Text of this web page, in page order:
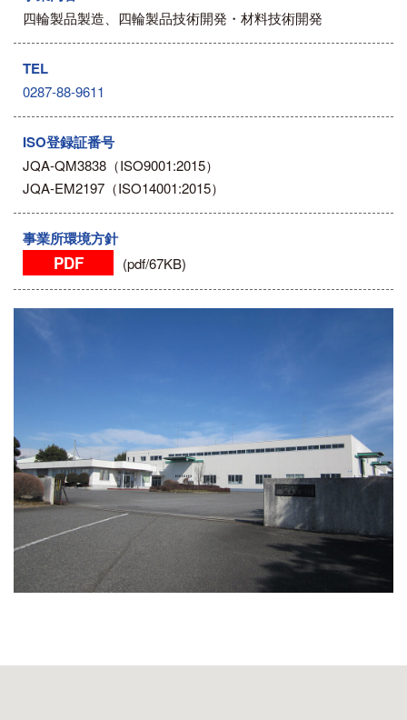
四輪製品製造、四輪製品技術開発・材料技術開発
TEL
0287-88-9611
ISO登録証番号
JQA-QM3838（ISO9001:2015）
JQA-EM2197（ISO14001:2015）
事業所環境方針
PDF (pdf/67KB)